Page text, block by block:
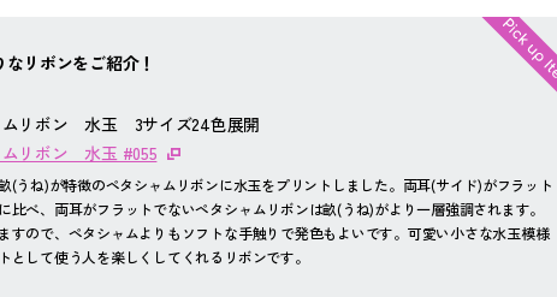
リボンをご紹介！
ムリボン 水玉 3サイズ24色展開
ムリボン 水玉 #055
(うね)が特徴のペタシャムリボンに水玉をプリントしました。両耳(サイド)がフラット
比べ、両耳がフラットでないペタシャムリボンは畝(うね)がより一層強調されます。
すので、ペタシャムよりもソフトな手触りで発色もよいです。可愛い小さな水玉模様
として使う人を楽しくしてくれるリボンです。